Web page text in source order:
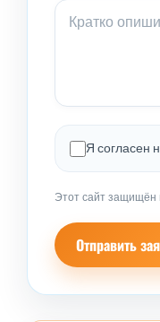
Я согласен
Этот сайт защищён
Отправить